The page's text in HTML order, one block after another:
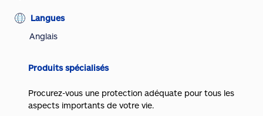
Langues
Anglais
Produits spécialisés
Procurez-vous une protection adéquate pour tous les
aspects importants de votre vie.